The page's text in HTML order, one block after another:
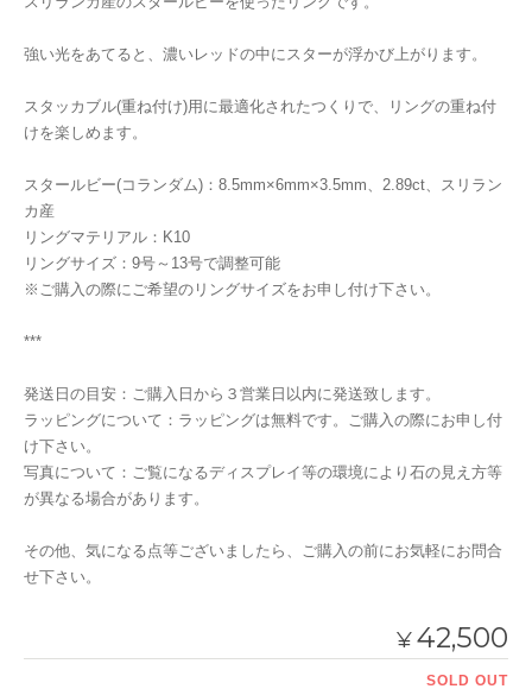
強い光をあてると、濃いレッドの中にスターが浮かび上がります。
スタッカブル(重ね付け)用に最適化されたつくりで、リングの重ね付
けを楽しめます。
スタールビー(コランダム)：8.5mm×6mm×3.5mm、2.89ct、スリラン
カ産
リングマテリアル：K10
リングサイズ：9号～13号で調整可能
※ご購入の際にご希望のリングサイズをお申し付け下さい。
***
発送日の目安：ご購入日から３営業日以内に発送致します。
ラッピングについて：ラッピングは無料です。ご購入の際にお申し付
け下さい。
写真について：ご覧になるディスプレイ等の環境により石の見え方等
が異なる場合があります。
その他、気になる点等ございましたら、ご購入の前にお気軽にお問合
せ下さい。
¥42,500
SOLD OUT